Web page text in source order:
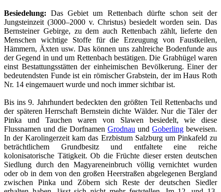
Besiedelung: Das Gebiet um Rettenbach dürfte schon seit der
Jungsteinzeit (3000–2000 v. Christus) besiedelt worden sein. Das
Bernsteiner Gebirge, zu dem auch Rettenbach zählt, lieferte den
Menschen wichtige Stoffe für die Erzeugung von Faustkeilen,
Hämmern, Äxten usw. Das können uns zahlreiche Bodenfunde aus
der Gegend in und um Rettenbach bestätigen. Die Grabhügel waren
einst Bestattungsstätten der einheimischen Bevölkerung. Einer der
bedeutendsten Funde ist ein römischer Grabstein, der im Haus Roth
Nr. 14 eingemauert wurde und noch immer sichtbar ist.
Bis ins 9. Jahrhundert bedeckten den größten Teil Rettenbachs und
der späteren Herrschaft Bernstein dichte Wälder. Nur die Täler der
Pinka und Tauchen waren von Slawen besiedelt, wie diese
Flussnamen und die Dorfnamen Grodnau und Goberling beweisen.
In der Karolingerzeit kam das Erzbistum Salzburg um Pinkafeld zu
beträchtlichem Grundbesitz und entfaltete eine reiche
kolonisatorische Tätigkeit. Ob die Früchte dieser ersten deutschen
Siedlung durch den Magyareneinbruch völlig vernichtet wurden
oder ob in dem von den großen Heerstraßen abgelegenen Bergland
zwischen Pinka und Zöbern sich Reste der deutschen Siedler